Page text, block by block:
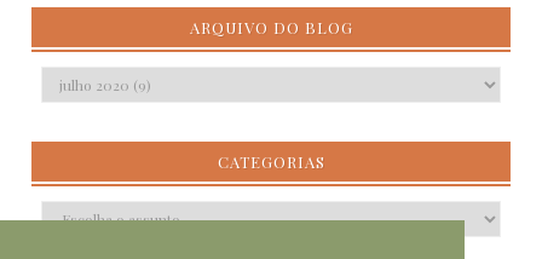
ARQUIVO DO BLOG
CATEGORIAS